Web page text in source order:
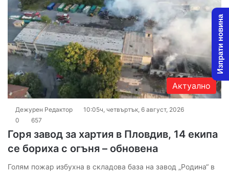
Актуално
Дежурен Редактор
10:05ч, четвъртък, 6 август, 2026
0
657
Горя завод за хартия в Пловдив, 14 екипа
се бориха с огъня – обновена
Голям пожар избухна в складова база на завод „Родина“ в
Изпрати новина